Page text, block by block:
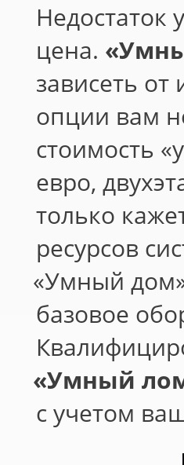
Недостаток
цена. «
зависеть
опции вам
стоимость «
евро,
только
ресурсов
«Умный
базовое
«Умный
с учетом